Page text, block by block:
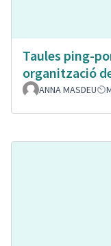
Taules ping-
organització
ANNA MASDEU